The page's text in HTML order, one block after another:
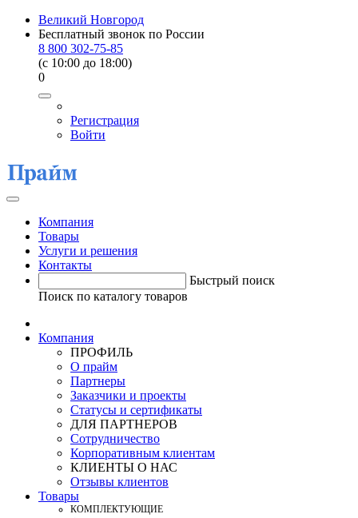
Великий Новгород
Бесплатный звонок по России
8 800 302-75-85
(c 10:00 до 18:00)
0
Регистрация
Войти
Компания
Товары
Услуги и решения
Контакты
Быстрый поиск
Поиск по каталогу товаров
Компания
ПРОФИЛЬ
О прайм
Партнеры
Заказчики и проекты
Статусы и сертификаты
ДЛЯ ПАРТНЕРОВ
Сотрудничество
Корпоративным клиентам
КЛИЕНТЫ О НАС
Отзывы клиентов
Товары
КOМПЛЕКТУЮЩИЕ